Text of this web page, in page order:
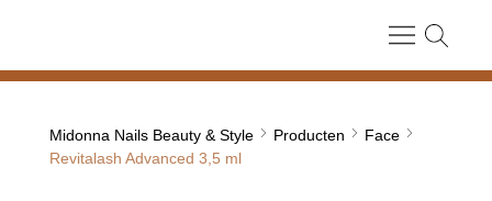
Midonna Nails Beauty & Style Producten
Face
Revitalash Advanced 3,5 ml